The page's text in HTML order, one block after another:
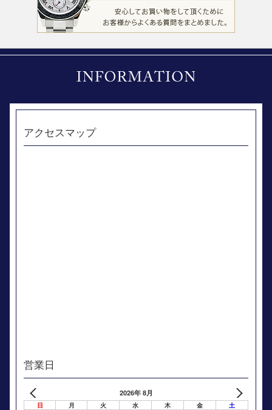
アクセスマップ
営業日
2026年 8月
日 月 火 水 木 金 土